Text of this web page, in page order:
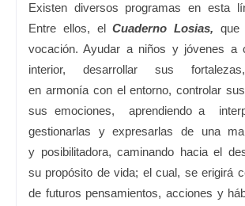
Existen diversos programas en esta
Entre ellos, elCuaderno Losias, que
vocación. Ayudar a niños y jóvenes a
interior, desarrollar sus
en armonía con el entorno, controlar
sus emociones, aprendiendo a
gestionarlas y expresarlas de una
y posibilitadora, caminando hacia el
su propósito de vida; el cual, se erigirá
de futuros pensamientos, acciones y